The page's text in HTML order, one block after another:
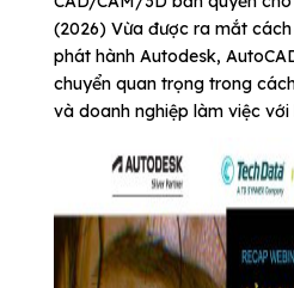
(2026) Vừa được ra mắt
phát hành Autodesk,
chuyển quan trọng trong
và doanh nghiệp làm việc với